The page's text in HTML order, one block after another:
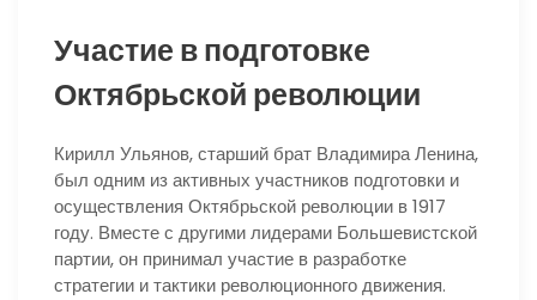
Участие в подготовке
Октябрьской революции
Кирилл Ульянов, старший брат Владимира Ленина,
был одним из активных участников подготовки и
осуществления Октябрьской революции в 1917
году. Вместе с другими лидерами Большевистской
партии, он принимал участие в разработке
стратегии и тактики революционного движения.